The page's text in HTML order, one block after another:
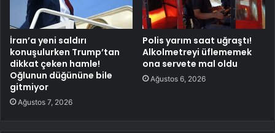
İran’a yeni saldırı
konuşulurken Trump’tan
dikkat çeken hamle!
Oğlunun düğününe bile
gitmiyor
Ağustos 7, 2026
Polis yarım saat uğraştı!
Alkolmetreyi üflememek
ona servete mal oldu
Ağustos 6, 2026